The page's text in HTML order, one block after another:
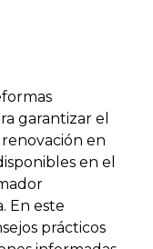
garantizar el
en
en el
En este
prácticos